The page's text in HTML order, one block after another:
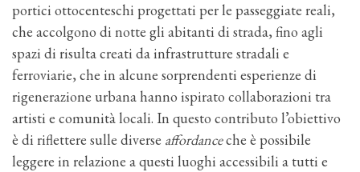
portici ottocenteschi progettati per le passeggiate reali,
che accolgono di notte gli abitanti di strada, fino agli
spazi di risulta creati da infrastrutture stradali e
ferroviarie, che in alcune sorprendenti esperienze di
rigenerazione urbana hanno ispirato collaborazioni tra
artisti e comunità locali. In questo contributo l’obiettivo
è di riflettere sulle diverse affordanceche è possibile
leggere in relazione a questi luoghi accessibili a tutti e